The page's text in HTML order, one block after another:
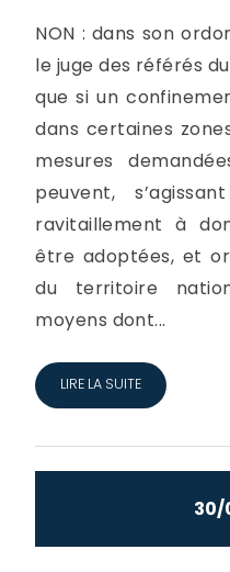
NON : dans son
le juge des référés
que si un
dans certaines
mesures
peuvent,
ravitaillement à
être adoptées, et
du territoire
moyens dont...
LIRE LA SUITE
30/